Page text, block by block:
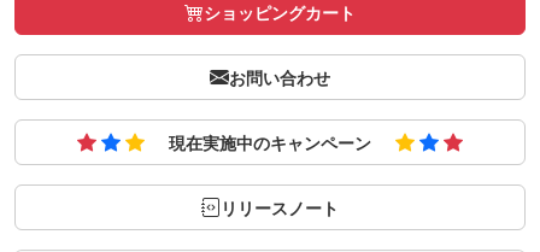
ショッピングカート
お問い合わせ
現在実施中のキャンペーン
リリースノート